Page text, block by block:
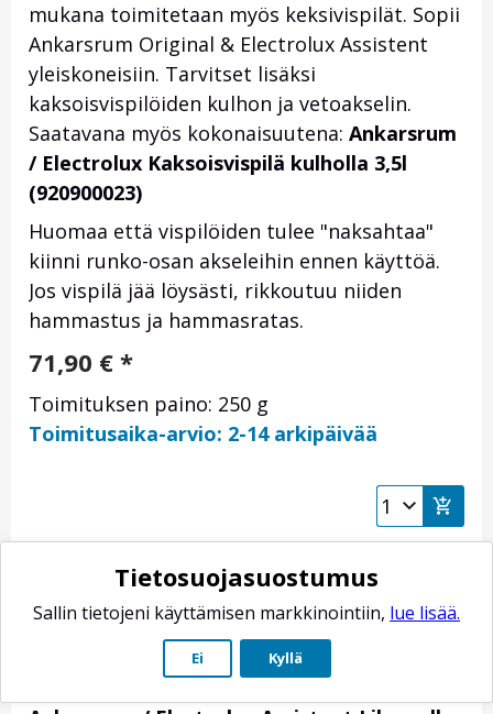
mukana toimitetaan myös keksivispilät. Sopii
Ankarsrum Original & Electrolux Assistent
yleiskoneisiin. Tarvitset lisäksi
kaksoisvispilöiden kulhon ja vetoakselin.
Saatavana myös kokonaisuutena: Ankarsrum
/ Electrolux Kaksoisvispilä kulholla 3,5l
(920900023)
Huomaa että vispilöiden tulee "naksahtaa"
kiinni runko-osan akseleihin ennen käyttöä.
Jos vispilä jää löysästi, rikkoutuu niiden
hammastus ja hammasratas.
71,90 € *
Toimituksen paino: 250 g
Toimitusaika-arvio: 2-14 arkipäivää
Tietosuojasuostumus
Sallin tietojeni käyttämisen markkinointiin, lue lisää.
Ei Kyllä